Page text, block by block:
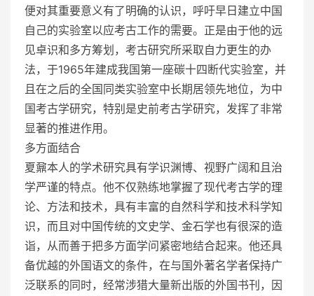
便对其重要意义有了明确的认识，呼吁早日建立中国
自己的实验室以应考古工作的需要。正是由于他的远
见卓识和多方筹划，考古研究所采取自力更生的办
法，于1965年建成我国第一座碳十四断代实验室，并
且在之后的全国同类实验室中长期居领先地位，为中
国考古学研究，特别是史前考古学研究，发挥了非常
显著的推进作用。
多方面结合
夏鼐本人的学术研究具有学识渊博、视野广阔和且治
学严谨的特点。他不仅熟练地掌握了现代考古学的理
论、方法和技术，具有丰富的自然科学和技术科学知
识，而且对中国传统的文史学、金石学也有很深的造
诣，从而善于把多方面学问紧密地结合起来。他还具
备优越的外国语文的条件，在与国外著名学者保持广
泛联系的同时，经常涉猎大量新出版的外国书刊，因